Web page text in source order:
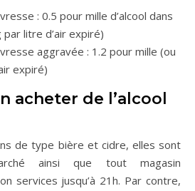
: 0.5 pour mille d’alcool dans
litre d’air expiré)
aggravée : 1.2 pour mille (ou
expiré)
acheter de l’alcool
de type bière et cidre, elles sont
ainsi que tout magasin
services jusqu’à 21h. Par contre,